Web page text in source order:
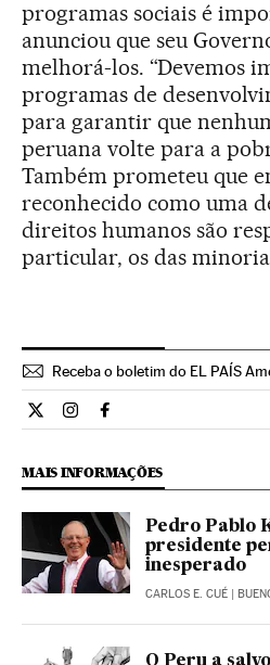
programas sociais é
anunciou que seu
melhorá-los. “Devemos
programas de
para garantir que
peruana volte para a
Também prometeu que
reconhecido como uma
direitos humanos são
particular, os das
Receba o boletim do EL PAÍS
Internacional El País Brasil en
Internacional El País Brasil
Internacional El País
MAIS INFORMAÇÕES
Pedro Pablo
presidente
inesperado
CARLOS E. CUÉ |